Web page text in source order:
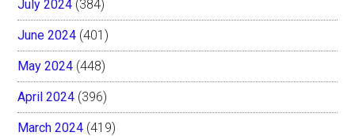
July 2024 (384)
June 2024 (401)
May 2024 (448)
April 2024 (396)
March 2024 (419)